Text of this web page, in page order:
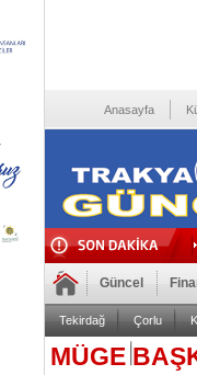
Anasayfa
Güncel
Tekirdağ Çorlu
Foto Galeri Video
MÜGE